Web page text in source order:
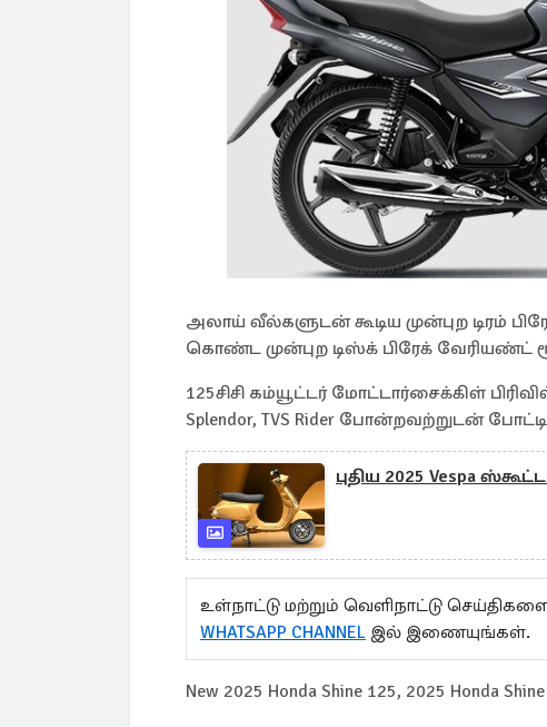
அலாய் வீல்களுடன் கூடிய முன்புற டிரம்
கொண்ட முன்புற டிஸ்க் பிரேக் வேரியண்ட்
125சிசி கம்யூட்டர் மோட்டார்சைக்கிள்
Splendor, TVS Rider போன்றவற்றுடன்
புதிய 2025 Vespa
உள்நாட்டு மற்றும் வெளிநாட்டு
WHATSAPP CHANNEL இல் இணையுங்கள்.
New 2025 Honda Shine 125, 2025 Honda